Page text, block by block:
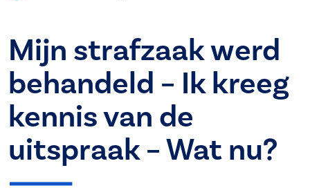
Mijn strafzaak werd
behandeld – Ik kreeg
kennis van de
uitspraak – Wat nu?